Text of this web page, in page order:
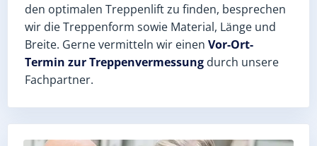
den optimalen Treppenlift zu finden, besprechen
wir die Treppenform sowie Material, Länge und
Breite. Gerne vermitteln wir einen Vor-Ort-
Termin zur Treppenvermessung durch unsere
Fachpartner.